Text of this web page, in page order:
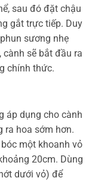
sau đó đặt chậu
gắt trực tiếp. Duy
sương nhẹ
cành sẽ bắt đầu ra
chính thức.
áp dụng cho cành
ra hoa sớm hơn.
một khoanh vỏ
20cm. Dùng
dưới vỏ) để